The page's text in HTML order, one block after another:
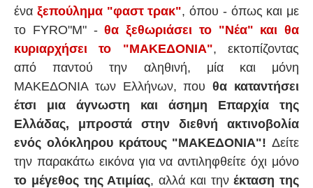
ένα ξεπούλημα "φαστ τρακ", όπου - όπως και με
το FYRO"M" -θα ξεθωριάσει το "Νέα" και θα
κυριαρχήσει το "ΜΑΚΕΔΟΝΙΑ", εκτοπίζοντας
από παντού την αληθινή, μία και μόνη
ΜΑΚΕΔΟΝΙΑ των Ελλήνων, πουθα καταντήσει
έτσι μια άγνωστη και άσημη Επαρχία της
Ελλάδας, μπροστά στην διεθνή ακτινοβολία
ενός ολόκληρου κράτους "ΜΑΚΕΔΟΝΙΑ"! Δείτε
την παρακάτω εικόνα για να αντιληφθείτε όχι μόνο
το μέγεθος της Ατιμίας, αλλά και τηνέκταση της